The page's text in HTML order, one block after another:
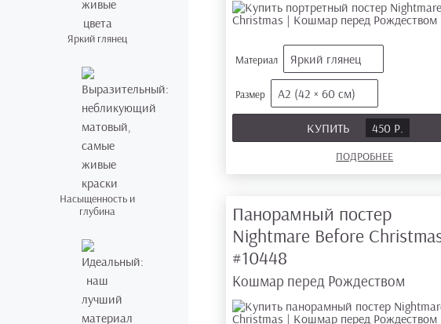
Яркий глянец
Насыщенность и
глубина
Материал Яркий глянец
Размер А2 (42 × 60 см)
КУПИТЬ 450 Р.
ПОДРОБНЕЕ
Панорамный постер
Nightmare Before
#10448
Кошмар перед Рождеством